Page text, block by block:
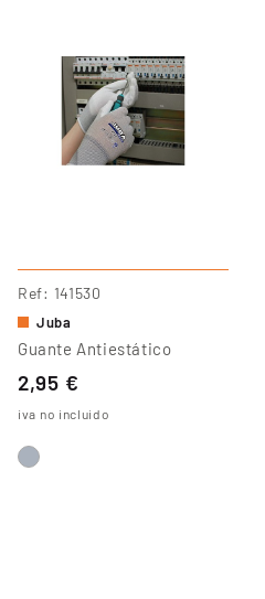
Ref 141530
Juba
Guante Antiestático
2,95 €
iva no incluido